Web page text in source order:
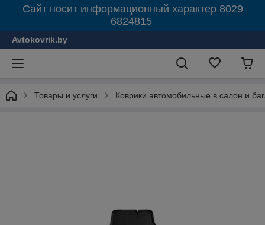
Сайт носит информационный характер 8029
6824815
Avtokovrik.by
Товары и услуги Коврики автомобильные в салон и